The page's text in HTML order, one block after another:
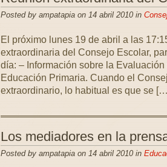
Posted by ampatapia on 14 abril 2010 in
El próximo lunes 19 de abril a las
extraordinaria del Consejo Escolar,
día: – Información sobre la
Educación Primaria. Cuando el
extraordinario, lo habitual es que se
Los mediadores en la
Posted by ampatapia on 14 abril 2010 in